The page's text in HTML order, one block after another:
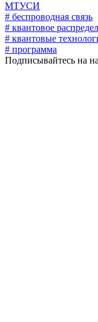
МТУСИ
# беспроводная связь
# квантовое
# квантовые
# программа
Подписывайтесь на